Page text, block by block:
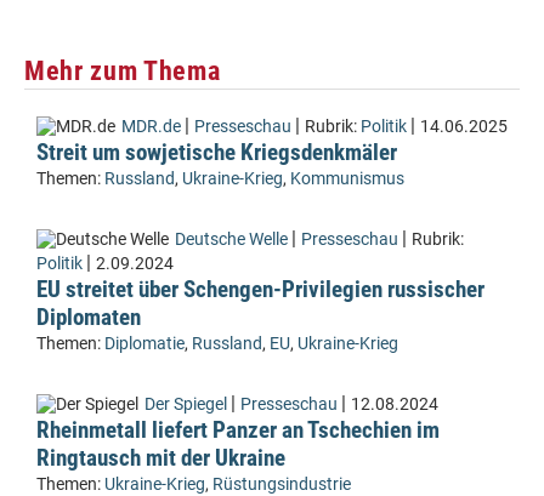
Mehr zum Thema
MDR.de | Presseschau | Rubrik: Politik | 14.06.2025
Streit um sowjetische Kriegsdenkmäler
Themen: Russland, Ukraine-Krieg, Kommunismus
Deutsche Welle | Presseschau | Rubrik:
Politik | 2.09.2024
EU streitet über Schengen-Privilegien russischer
Diplomaten
Themen: Diplomatie, Russland, EU, Ukraine-Krieg
Der Spiegel | Presseschau | 12.08.2024
Rheinmetall liefert Panzer an Tschechien im
Ringtausch mit der Ukraine
Themen: Ukraine-Krieg, Rüstungsindustrie